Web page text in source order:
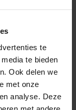
te
te bieden
Ook delen we
met onze
analyse. Deze
> 55 inch
HW-Q990D